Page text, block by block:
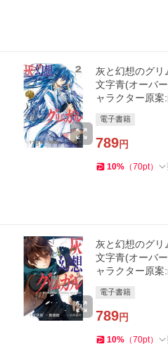
灰と幻想のグ
文字青(オーバ
ャラクター原案
電子書籍
789円
10% （70pt）
灰と幻想のグ
文字青(オーバ
ャラクター原案
電子書籍
789円
10% （70pt）